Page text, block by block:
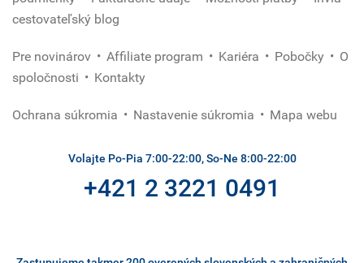
cestovateľský blog
Pre novinárov Affiliate program Kariéra Pobočky
O
spoločnosti
Kontakty
Ochrana súkromia Nastavenie súkromia Mapa webu
Volajte Po-Pia 7:00-22:00, So-Ne 8:00-22:00
+421 2 3221 0491